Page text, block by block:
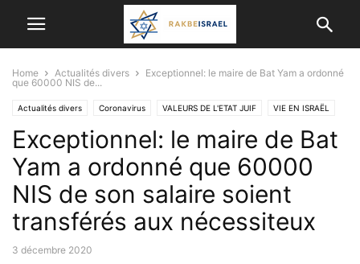
Home Actualités divers
Exceptionnel: le maire de Bat Yam a ordonné
que 60000 NIS de...
Actualités divers Coronavirus VALEURS DE L'ETAT JUIF VIE EN ISRAËL
Exceptionnel: le maire de Bat
Yam a ordonné que 60000
NIS de son salaire soient
transférés aux nécessiteux
3 décembre 2020